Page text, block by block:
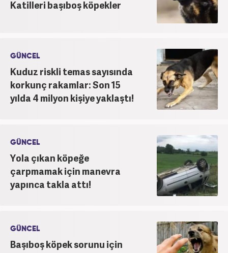
Katilleri başıboş köpekler
GÜNCEL
Kuduz riskli temas sayısında
korkunç rakamlar: Son 15
yılda 4 milyon kişiye yaklaştı!
GÜNCEL
Yola çıkan köpeğe
çarpmamak için manevra
yapınca takla attı!
GÜNCEL
Başıboş köpek sorunu için